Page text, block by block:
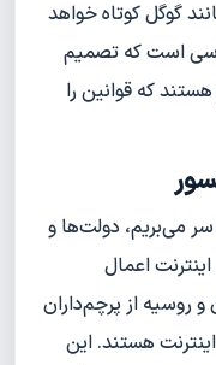
گوگل کوتاه خواهد
است که تصمیم
که قوانین را
به سر می‌بریم، دولت‌ها و
اعمال
روسیه از پرچم‌داران
هستند. این